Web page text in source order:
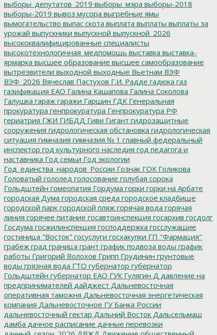
выборы_депутатов_2019 выборы_мэра выборы-2018
выборы-2019 вывоз мусора выгребные ямы
вымогательство выпас скота выплата выплаты выплаты за
урожай выпускники выпускной выпускной_2026
высококвалифицированные специалисты
высокотехнологичная_медпомощь выставка выставка-
ярмарка высшее образование высшее самообразование
вытрезвители выходной выходные Вьетнам ВЭФ
ВЭФ_2026 Вячеслав Пастухов Г.И. Радде гадюка газ
газификация ЕАО Галина Кашапова Галина Соколова
Галушка гараж гаражи Гаршин ГДК Генеральная
прокуратура генпрокуратура Генпрокуратура РФ
гериатрия ГЖИ ГИБДД Гиви Гигант гидрозащитные
сооружения гидрологическая обстановка гидрологическая
ситуация гимназия гимназия № 1 главный федеральный
инспектор год культурного наследия год педагога и
наставника Год семьи Год экологии
Год_единства_народов_России Гознак ГОК Голикова
Головатый гололед голосование голубая сорока
Гольдштейн гомеопатия Гордума горки горки на Арбате
городская Дума городская среда городское кладбище
городской парк городской пляж горячая вода горячая
линия горячее питание госавтоинспекция госархив госдолг
Госдума госжилинспекция господдержка госслужащие
гостиница "Восток" госуслуги госхакупки ГП "Фармация"
грабеж град граница грант график подвоза воды график
работы Григорий Волохов Грипп Грудинин грунтовые
воды грязная вода ГТО губернатор губернатор
Гольдштейн губернатор ЕАО ГУК Гулягин Д давление на
предпринимателей дайджест Дальневосточная
оперативная таможня Дальневосточная энергетическая
компания Дальневосточное ГУ Банка России
дальневосточный гектар Дальний Восток Дальсельмаш
дамба дачное расписание дачные перевозки